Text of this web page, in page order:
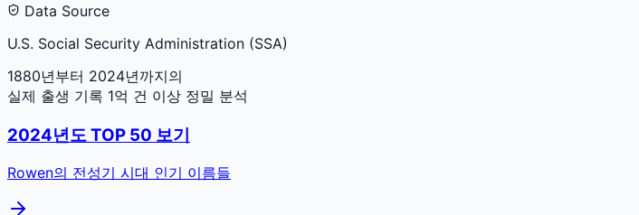
Data Source
U.S. Social Security Administration (SSA)
1880년부터 2024년까지의
실제 출생 기록 1억 건 이상 정밀 분석
2024년도 TOP 50 보기
Rowen의 전성기 시대 인기 이름들